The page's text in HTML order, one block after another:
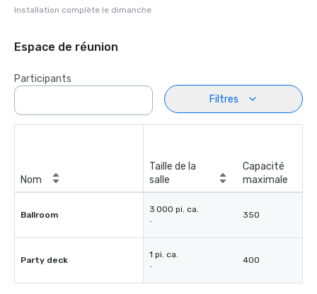
Installation complète le dimanche
Espace de réunion
Participants
Filtres
Nom
Taille de la
salle
Capacité
maximale
Ballroom
3 000 pi. ca.
-
350
Party deck
1 pi. ca.
-
400